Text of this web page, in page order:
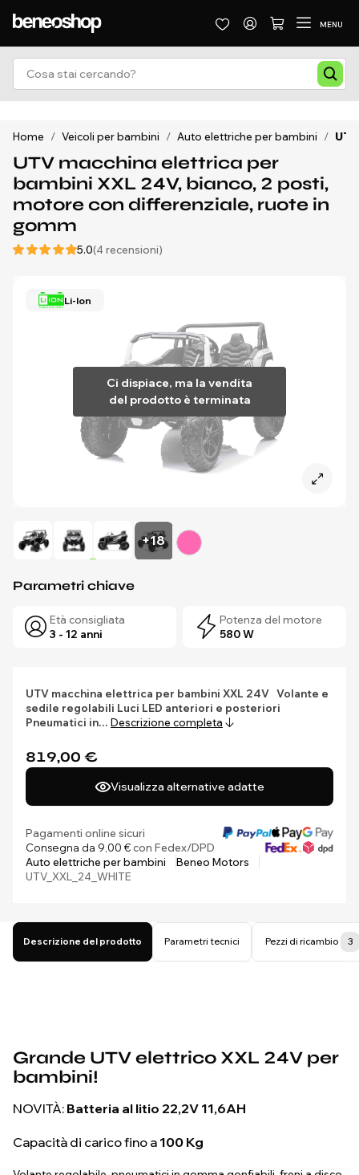
MENU
Home / Veicoli per bambini / Auto elettriche per bambini /
UTV macchina elettrica per
bambini XXL 24V, bianco, 2 posti,
motore con differenziale, ruote in
gomm
5.0(4 recensioni)
Li-Ion
Ci dispiace, ma la vendita
del prodotto è terminata
+18
Parametri chiave
Età consigliata
3 - 12 anni
Potenza del motore
580 W
UTV macchina elettrica per bambini XXL 24V Volante e
sedile regolabili Luci LED anteriori e posteriori
Pneumatici in… Descrizione completa
819,00 €
Visualizza alternative adatte
Pagamenti online sicuri
Consegna da 9,00 €con Fedex/DPD
Auto elettriche per bambini
Beneo Motors
UTV_XXL_24_WHITE
Descrizione del prodotto Parametri tecnici Pezzi di ricambio 3
Grande UTV elettrico XXL 24V per
bambini!
NOVITÀ: Batteria al litio 22,2V 11,6AH
Capacità di carico fino a 100 Kg